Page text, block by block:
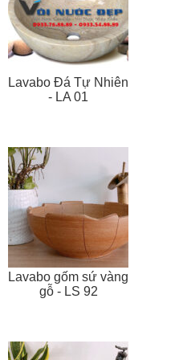
Lavabo Đá Tự Nhiên
- LA 01
Lavabo gốm sứ vàng
gỗ - LS 92